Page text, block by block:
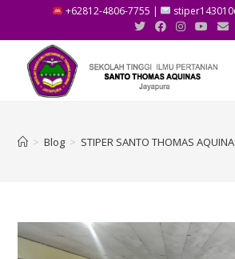
+62812-4806-7755 |
> Blog > STIPER SANTO THOMAS